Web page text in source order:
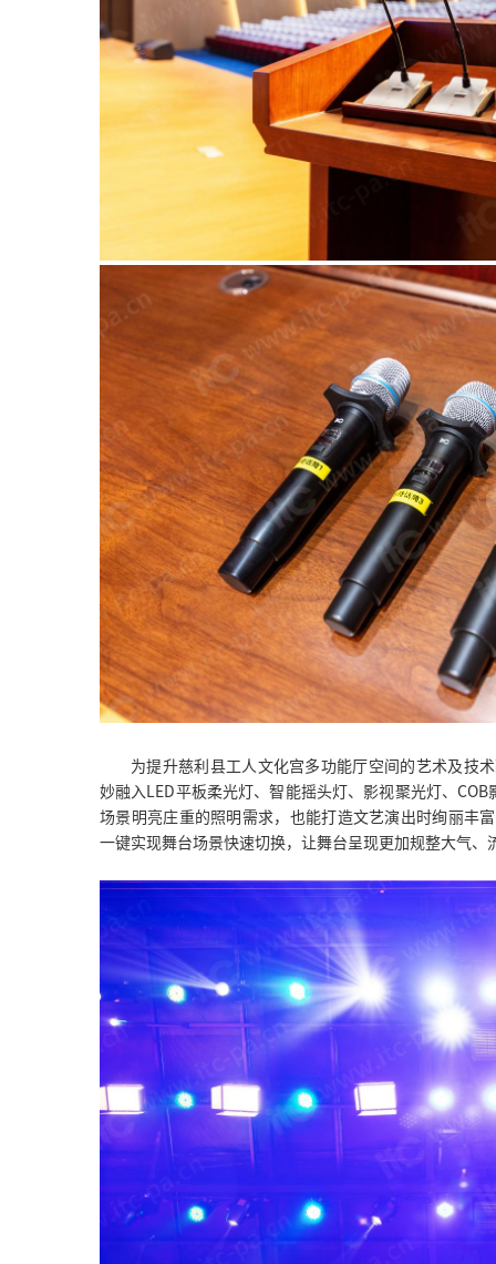
为提升慈利县工人文化宫多功能厅空间的艺术及技
妙融入LED平板柔光灯、智能摇头灯、影视聚光灯、
场景明亮庄重的照明需求，也能打造文艺演出时绚丽丰
一键实现舞台场景快速切换，让舞台呈现更加规整大气、